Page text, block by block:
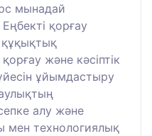
мынадай
қорғау
құқықтық
және кәсіптік
ұйымдастыру
алу және
технологиялық